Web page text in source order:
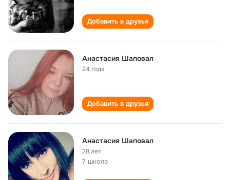
Добавить в друзья
Анастасия Шаповал
24 года
Добавить в друзья
Анастасия Шаповал
28 лет
7 школа